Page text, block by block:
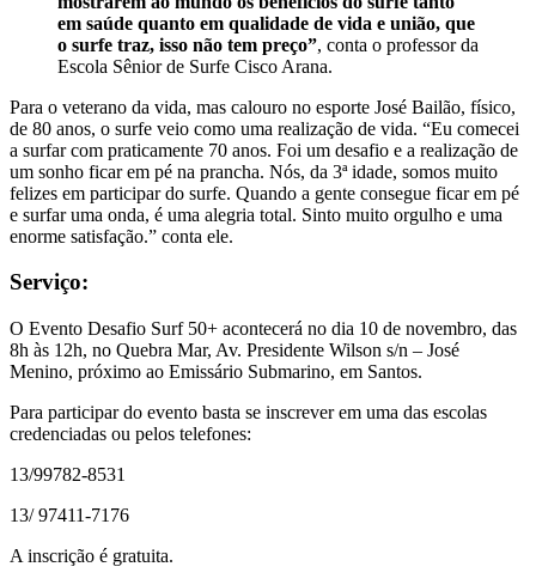
em saúde quanto em qualidade de vida e união, que
o surfe traz, isso não tem preço”, conta o professor da
Escola Sênior de Surfe Cisco Arana.
Para o veterano da vida, mas calouro no esporte José Bailão, físico,
de 80 anos, o surfe veio como uma realização de vida. “Eu comecei
a surfar com praticamente 70 anos. Foi um desafio e a realização de
um sonho ficar em pé na prancha. Nós, da 3ª idade, somos muito
felizes em participar do surfe. Quando a gente consegue ficar em pé
e surfar uma onda, é uma alegria total. Sinto muito orgulho e uma
enorme satisfação.” conta ele.
Serviço:
O Evento Desafio Surf 50+ acontecerá no dia 10 de novembro, das
8h às 12h, no Quebra Mar, Av. Presidente Wilson s/n – José
Menino, próximo ao Emissário Submarino, em Santos.
Para participar do evento basta se inscrever em uma das escolas
credenciadas ou pelos telefones:
13/99782-8531
13/ 97411-7176
A inscrição é gratuita.